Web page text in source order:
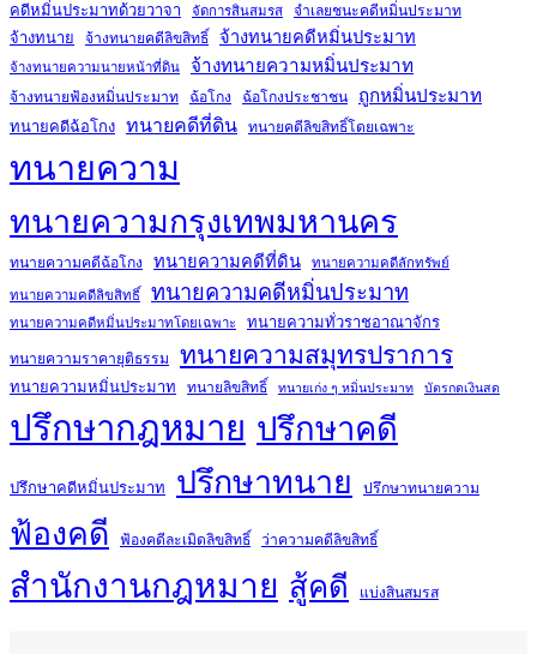
คดีหมิ่นประมาทด้วยวาจา จัดการสินสมรส จำเลยชนะคดีหมิ่นประมาท
จ้างทนาย จ้างทนายคดีลิขสิทธิ์ จ้างทนายคดีหมิ่นประมาท
จ้างทนายความนายหน้าที่ดิน จ้างทนายความหมิ่นประมาท
จ้างทนายฟ้องหมิ่นประมาท ฉ้อโกง ฉ้อโกงประชาชน ถูกหมิ่นประมาท
ทนายคดีฉ้อโกง ทนายคดีที่ดิน ทนายคดีลิขสิทธิ์โดยเฉพาะ
ทนายความ
ทนายความกรุงเทพมหานคร
ทนายความคดีฉ้อโกง ทนายความคดีที่ดิน ทนายความคดีลักทรัพย์
ทนายความคดีลิขสิทธิ์ ทนายความคดีหมิ่นประมาท
ทนายความคดีหมิ่นประมาทโดยเฉพาะ ทนายความทั่วราชอาณาจักร
ทนายความราคายุติธรรม ทนายความสมุทรปราการ
ทนายความหมิ่นประมาท ทนายลิขสิทธิ์ ทนายเก่ง ๆ หมิ่นประมาท บัตรกดเงินสด
ปรึกษากฎหมาย ปรึกษาคดี
ปรึกษาคดีหมิ่นประมาท ปรึกษาทนาย ปรึกษาทนายความ
ฟ้องคดี ฟ้องคดีละเมิดลิขสิทธิ์ ว่าความคดีลิขสิทธิ์
สำนักงานกฎหมาย สู้คดี แบ่งสินสมรส